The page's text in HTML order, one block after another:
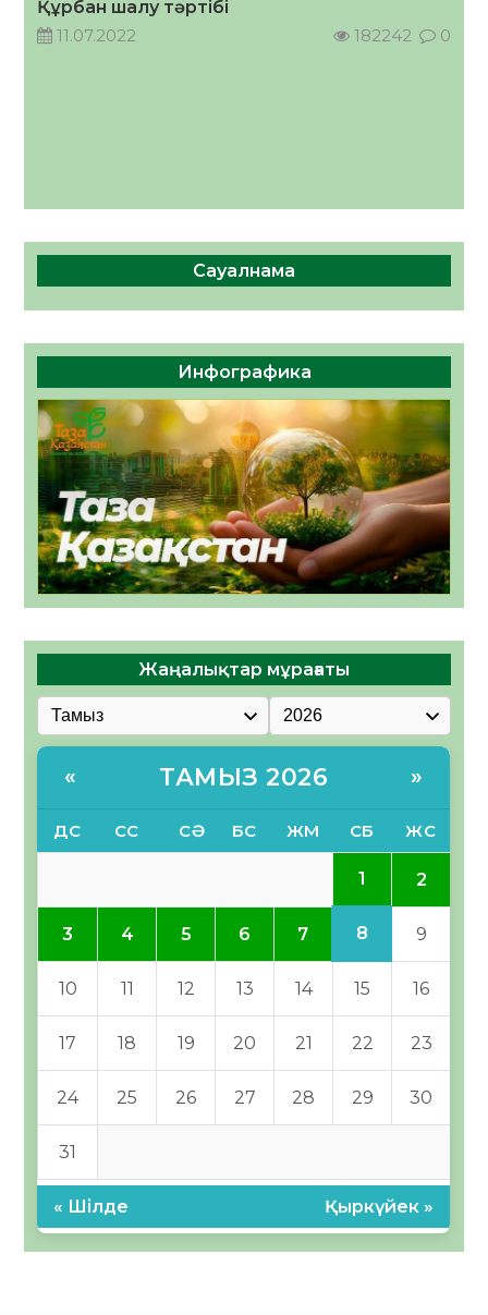
Құрбан шалу тәртібі
11.07.2022
182242 0
Сауалнама
Инфографика
Жаңалықтар мұрағаты
« ТАМЫЗ 2026 »
ДС СС СӘ БС ЖМ СБ ЖС
1 2
3 4 5 6 7 8 9
10 11 12 13 14 15 16
17 18 19 20 21 22 23
24 25 26 27 28 29 30
31
« Шілде Қыркүйек »